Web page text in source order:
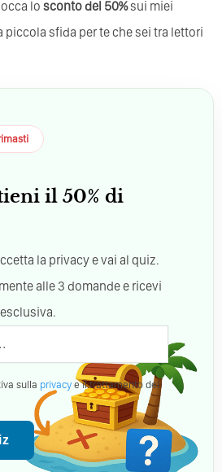
lo sconto del 50%sui miei
piccola sfida per te che sei tra lettori
il 50% di
la privacy e vai al quiz.
alle 3 domande e ricevi
sulla privacy e il trattamento dei